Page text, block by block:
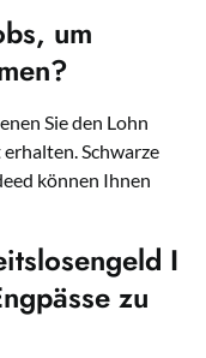
um
Sie den Lohn
Schwarze
können Ihnen
I
zu